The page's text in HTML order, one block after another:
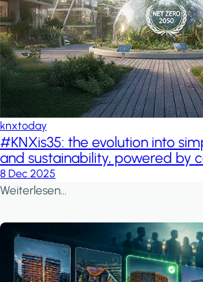
knxtoday
#KNXis35: the evolution into
and sustainability, powered by
8 Dec 2025
Weiterlesen...